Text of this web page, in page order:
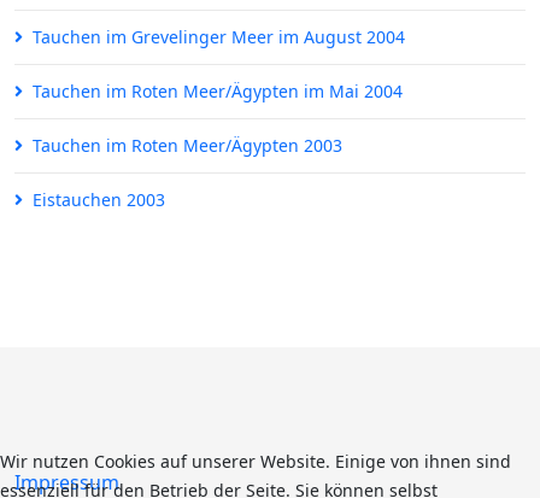
Tauchen im Grevelinger Meer im August 2004
Tauchen im Roten Meer/Ägypten im Mai 2004
Tauchen im Roten Meer/Ägypten 2003
Eistauchen 2003
Impressum
Wir nutzen Cookies auf unserer Website. Einige von ihnen sind
essenziell für den Betrieb der Seite. Sie können selbst